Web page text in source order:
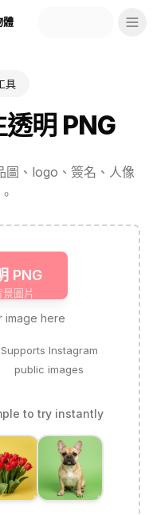
體
具
明 PNG
圖、logo、簽名、人像
PNG
圖片
image here
Supports Instagram
public images
to try instantly